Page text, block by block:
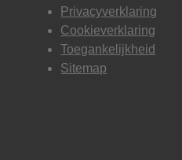
Privacyverklaring
Cookieverklaring
Toegankelijkheid
Sitemap